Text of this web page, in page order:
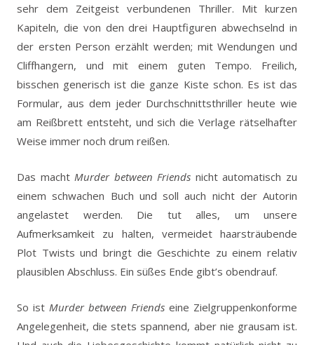
sehr dem Zeitgeist verbundenen Thriller. Mit kurzen
Kapiteln, die von den drei Hauptfiguren abwechselnd in
der ersten Person erzählt werden; mit Wendungen und
Cliffhangern, und mit einem guten Tempo. Freilich,
bisschen generisch ist die ganze Kiste schon. Es ist das
Formular, aus dem jeder Durchschnittsthriller heute wie
am Reißbrett entsteht, und sich die Verlage rätselhafter
Weise immer noch drum reißen.
Das macht Murder between Friends nicht automatisch zu
einem schwachen Buch und soll auch nicht der Autorin
angelastet werden. Die tut alles, um unsere
Aufmerksamkeit zu halten, vermeidet haarsträubende
Plot Twists und bringt die Geschichte zu einem relativ
plausiblen Abschluss. Ein süßes Ende gibt’s obendrauf.
So ist Murder between Friends eine Zielgruppenkonforme
Angelegenheit, die stets spannend, aber nie grausam ist.